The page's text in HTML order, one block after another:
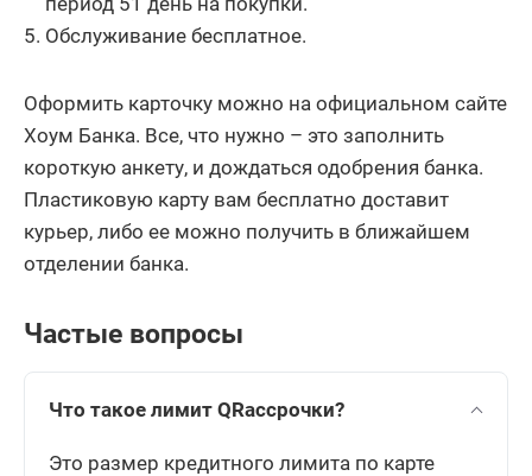
Обслуживание бесплатное.
Оформить карточку можно на официальном сайте
Хоум Банка. Все, что нужно – это заполнить
короткую анкету, и дождаться одобрения банка.
Пластиковую карту вам бесплатно доставит
курьер, либо ее можно получить в ближайшем
отделении банка.
Частые вопросы
Что такое лимит QRассрочки?
Это размер кредитного лимита по карте